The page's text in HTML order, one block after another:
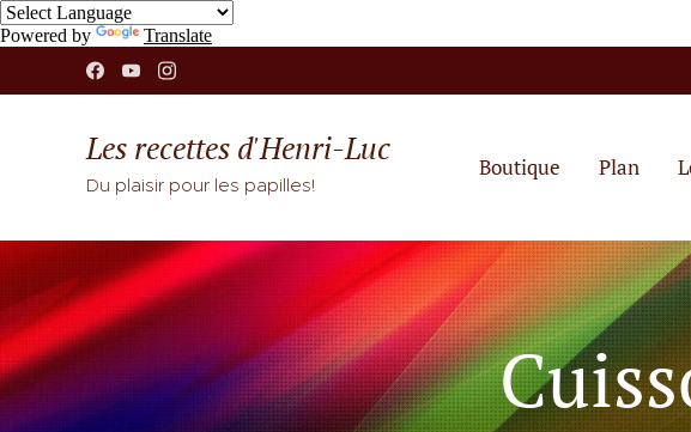
Powered by Translate
Les recettes d'Henri-Luc
Du plaisir pour les papilles!
Boutique Plan